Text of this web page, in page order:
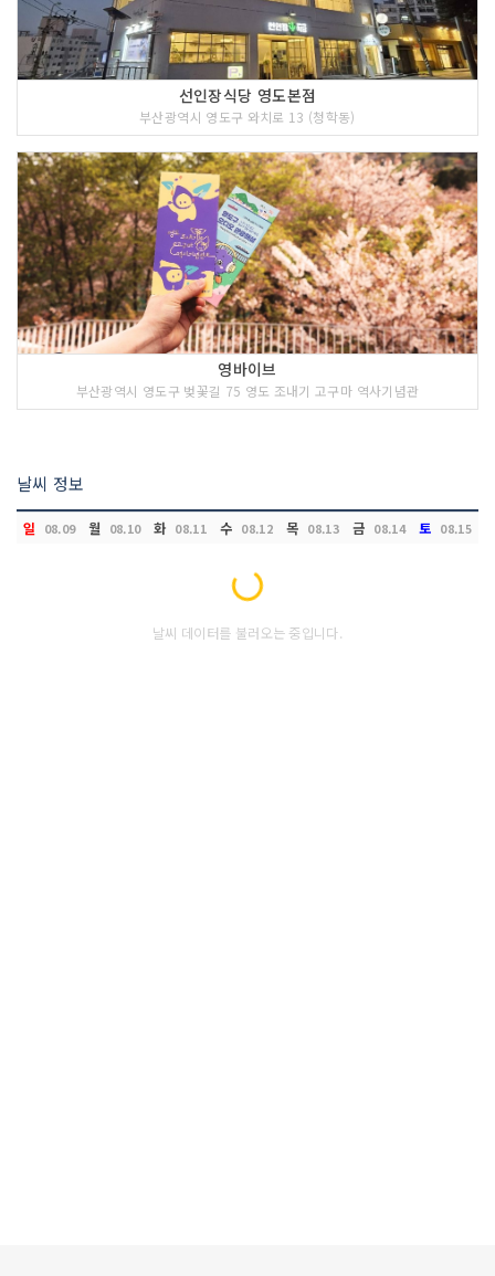
선인장식당 영도본점
부산광역시 영도구 와치로 13 (청학동)
영바이브
부산광역시 영도구 벚꽃길 75 영도 조내기 고구마 역사기념관
날씨 정보
일 08.09 월 08.10 화 08.11 수 08.12 목 08.13 금 08.14 토 08.15
Loading...
날씨 데이터를 불러오는 중입니다.